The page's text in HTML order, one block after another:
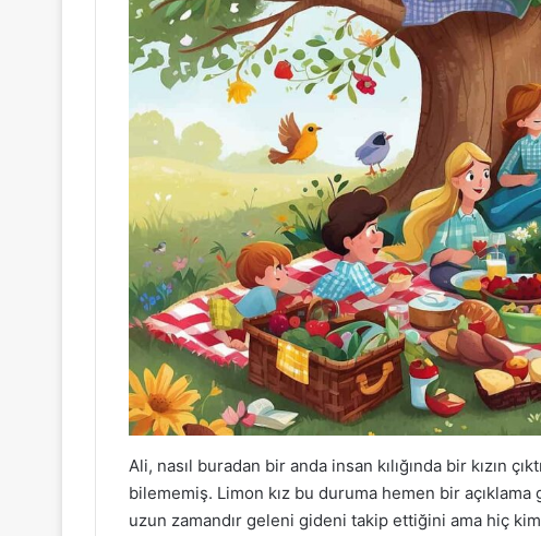
Ali, nasıl buradan bir anda insan kılığında bir kızın
bilememiş. Limon kız bu duruma hemen bir
uzun zamandır geleni gideni takip ettiğini ama hiç